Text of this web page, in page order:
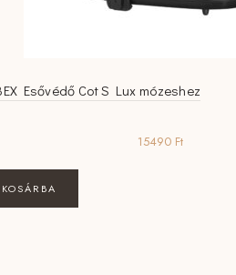
Esővédő Cot S Lux mózeshez
15490 Ft
KOSÁRBA